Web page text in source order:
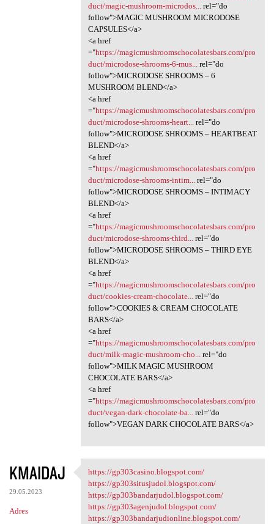
duct/magic-mushroom-microdos...
rel="do
follow">MAGIC MUSHROOM MICRODOSE
CAPSULES</a>
<a href
="https://magicmushroomschocolatesbars.com/pro
duct/microdose-shrooms-6-mus...
rel="do
follow">MICRODOSE SHROOMS – 6
MUSHROOM BLEND</a>
<a href
="https://magicmushroomschocolatesbars.com/pro
duct/microdose-shrooms-heart...
rel="do
follow">MICRODOSE SHROOMS – HEARTBEAT
BLEND</a>
<a href
="https://magicmushroomschocolatesbars.com/pro
duct/microdose-shrooms-intim...
rel="do
follow">MICRODOSE SHROOMS – INTIMACY
BLEND</a>
<a href
="https://magicmushroomschocolatesbars.com/pro
duct/microdose-shrooms-third...
rel="do
follow">MICRODOSE SHROOMS – THIRD EYE
BLEND</a>
<a href
="https://magicmushroomschocolatesbars.com/pro
duct/cookies-cream-chocolate...
rel="do
follow">COOKIES & CREAM CHOCOLATE
BARS</a>
<a href
="https://magicmushroomschocolatesbars.com/pro
duct/milk-magic-mushroom-cho...
rel="do
follow">MILK MAGIC MUSHROOM
CHOCOLATE BARS</a>
<a href
="https://magicmushroomschocolatesbars.com/pro
duct/vegan-dark-chocolate-ba...
rel="do
follow">VEGAN DARK CHOCOLATE BARS</a>
KMAIDAJ
29.05.2023
Adres
https://gp303casino.blogspot
https://gp303casino.blogspot.com/
https://gp303situsjudol.blogspot.com/
https://gp303bandarjudol.blogspot.com/
https://gp303agenjudol.blogspot.com/
https://gp303bandarjudionline.blogspot.com/